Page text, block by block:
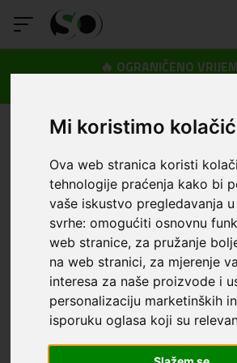
Mi koristimo
Ova web stranica koristi
tehnologije praćenja kako bi
vaše iskustvo pregledavanja
svrhe:omogućiti osnovnu
web stranice, za pružanje
na web stranici, za mjerenje
interesa za naše proizvode i
personalizaciju marketinških
isporuku oglasa koji su
🔥 OGRANIČENO